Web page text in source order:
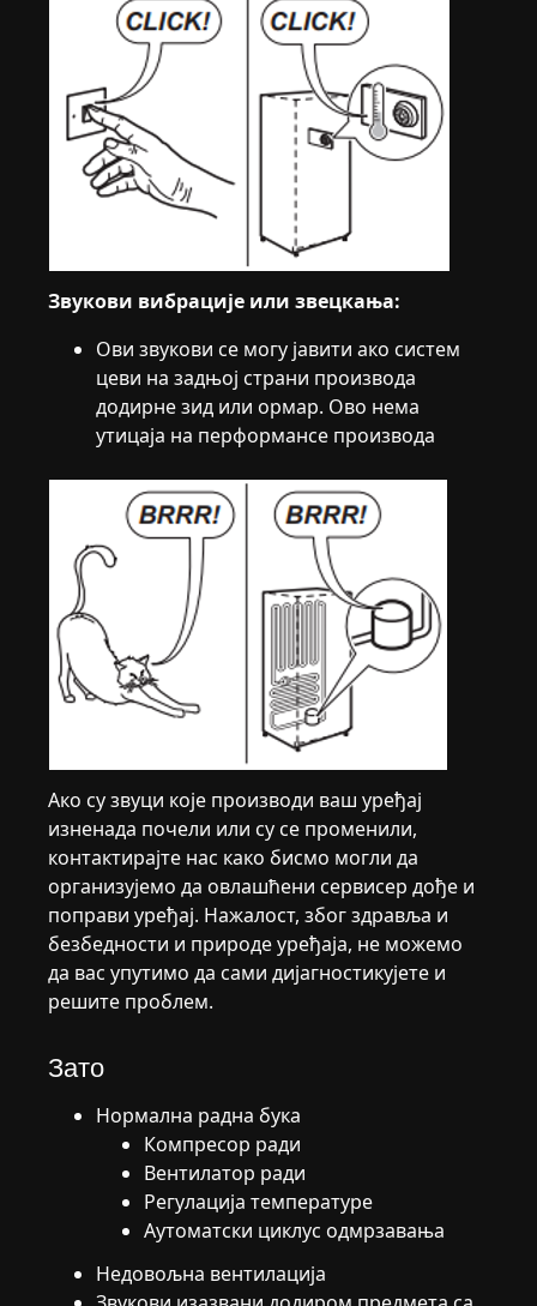
Звукови вибрације или звецкања:
Ови звукови се могу јавити ако систем
цеви на задњој страни производа
додирне зид или ормар. Ово нема
утицаја на перформансе производа
Ако су звуци које производи ваш уређај
изненада почели или су се променили,
контактирајте нас како бисмо могли да
организујемо да овлашћени сервисер дође и
поправи уређај. Нажалост, због здравља и
безбедности и природе уређаја, не можемо
да вас упутимо да сами дијагностикујете и
решите проблем.
Зато
Нормална радна бука
Компресор ради
Вентилатор ради
Регулација температуре
Аутоматски циклус одмрзавања
Недовољна вентилација